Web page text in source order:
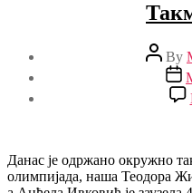
Post
author
By
Post
date
Данас је одржано окружно
олимпијада, наша Теодора